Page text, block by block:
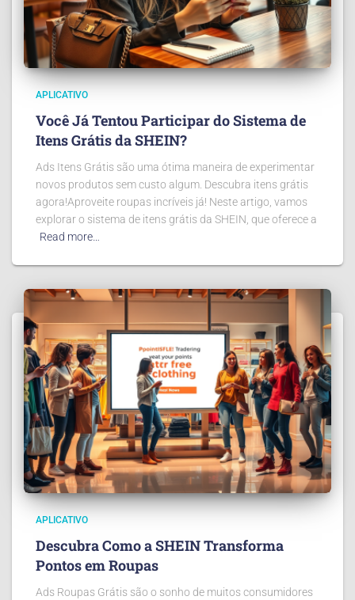
APLICATIVO
Você Já Tentou Participar do Sistema de
Itens Grátis da SHEIN?
Ads Itens Grátis são uma ótima maneira de experimentar
novos produtos sem custo algum. Descubra itens grátis
agora!Aproveite roupas incríveis já! Neste artigo, vamos
explorar o sistema de itens grátis da SHEIN, que oferece a
Read more…
APLICATIVO
Descubra Como a SHEIN Transforma
Pontos em Roupas
Ads Roupas Grátis são o sonho de muitos consumidores